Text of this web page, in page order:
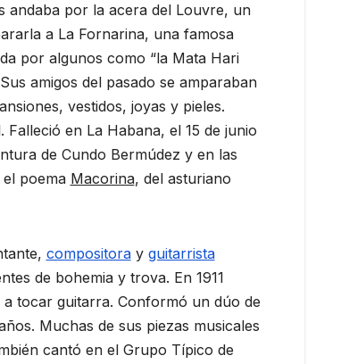
andaba por la acera del Louvre, un
a La Fornarina, una famosa
por algunos como “la Mata Hari
amigos del pasado se amparaban
vestidos, joyas y pieles.
en La Habana, el 15 de junio
de Cundo Bermúdez y en las
poema Macorina, del asturiano
compositoray guitarrista
de bohemia y trova. En 1911
tocar guitarra. Conformó un dúo de
Muchas de sus piezas musicales
cantó en el Grupo Típico de